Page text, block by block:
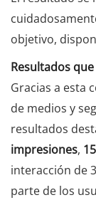
objetivo,
Resultados
Gracias a esta
de medios y
resultados
impresiones,
interacción de
parte de los